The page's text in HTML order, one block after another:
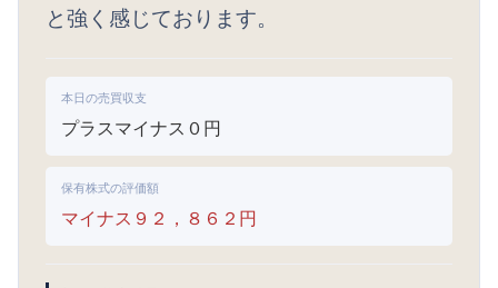
と強く感じております。
本日の売買収支
プラスマイナス０円
保有株式の評価額
マイナス９２，８６２円